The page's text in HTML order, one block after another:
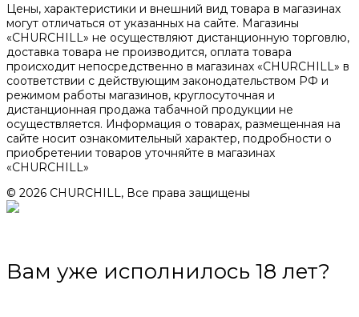
Цены, характеристики и внешний вид товара в магазинах
могут отличаться от указанных на сайте. Магазины
«CHURCHILL» не осуществляют дистанционную торговлю,
доставка товара не производится, оплата товара
происходит непосредственно в магазинах «CHURCHILL» в
соответствии с действующим законодательством РФ и
режимом работы магазинов, круглосуточная и
дистанционная продажа табачной продукции не
осуществляется. Информация о товарах, размещенная на
сайте носит ознакомительный характер, подробности о
приобретении товаров уточняйте в магазинах
«CHURCHILL»
© 2026 CHURCHILL, Все права защищены
Вам уже исполнилось 18 лет?